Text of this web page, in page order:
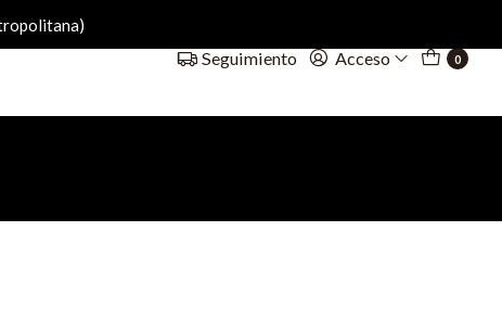
Seguimiento Acceso 0